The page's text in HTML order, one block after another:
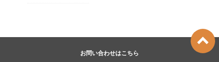
お問い合わせはこちら